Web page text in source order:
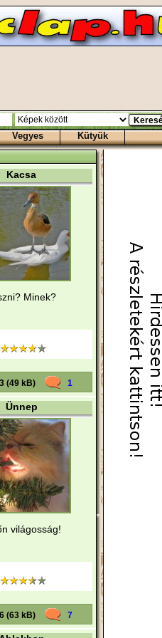
Vegyes Kütyük
Kacsa
Minek?
(49 kB) 1
Ünnep
világosság!
(63 kB) 7